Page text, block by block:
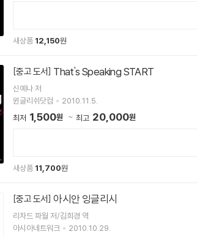
새상품 12,150원
[중고 도서] That's Speaking START
신예나 저
윈글리쉬닷컴
2010.11.5.
최저 1,500원 최고 20,000원
새상품 11,700원
[중고 도서] 아시안 잉글리시
리차드 파월 저/김희경 역
아시아네트워크
2010.10.29.